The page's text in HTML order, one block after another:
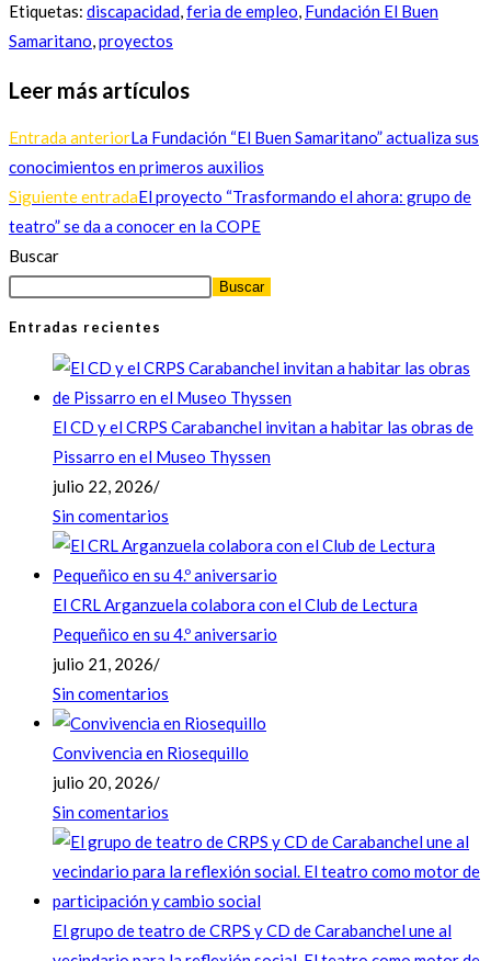
Etiquetas: discapacidad,feria de empleo, Fundación El Buen
Samaritano,proyectos
Leer más artículos
Entrada anteriorLa Fundación “El Buen Samaritano” actualiza sus
conocimientos en primeros auxilios
Siguiente entradaEl proyecto “Trasformando el ahora: grupo de
teatro” se da a conocer en la COPE
Buscar
Buscar
Entradas recientes
El CD y el CRPS Carabanchel invitan a habitar las obras de
Pissarro en el Museo Thyssen
julio 22, 2026/
Sin comentarios
El CRL Arganzuela colabora con el Club de Lectura
Pequeñico en su 4.º aniversario
julio 21, 2026/
Sin comentarios
Convivencia en Riosequillo
julio 20, 2026/
Sin comentarios
El grupo de teatro de CRPS y CD de Carabanchel une al